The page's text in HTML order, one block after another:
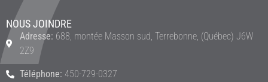
NOUS JOINDRE
Adresse: 688, montée Masson sud, Terrebonne, (Québec) J6W
2Z9
Téléphone: 450-729-0327